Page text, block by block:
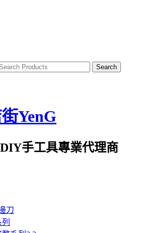
YenG
手工具專業代理商
刀